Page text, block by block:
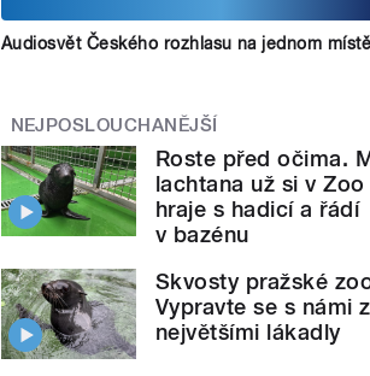
Audiosvět Českého rozhlasu na jednom místě
NEJPOSLOUCHANĚJŠÍ
Roste před očima.
lachtana už si v Zoo
hraje s hadicí a řádí
v bazénu
Skvosty pražské
Vypravte se s námi
největšími lákadly